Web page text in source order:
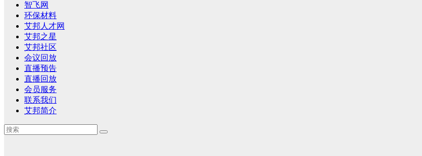
智飞网
环保材料
艾邦人才网
艾邦之星
艾邦社区
会议回放
直播预告
直播回放
会员服务
联系我们
艾邦简介